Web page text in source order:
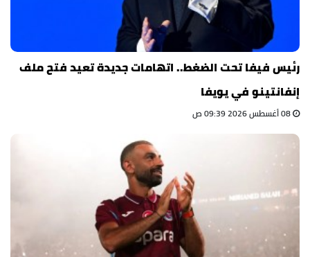
رئيس فيفا تحت الضغط.. اتهامات جديدة تعيد فتح ملف
إنفانتينو في يويفا